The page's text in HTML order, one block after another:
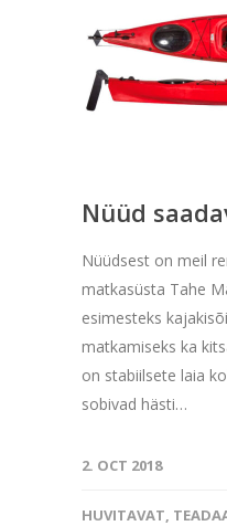
Nüüd
Nüüdsest on meil
matkasüsta Tahe
esimesteks
matkamiseks ka
on stabiilsete laia
sobivad hästi…
2. OCT 2018
HUVITAVAT,